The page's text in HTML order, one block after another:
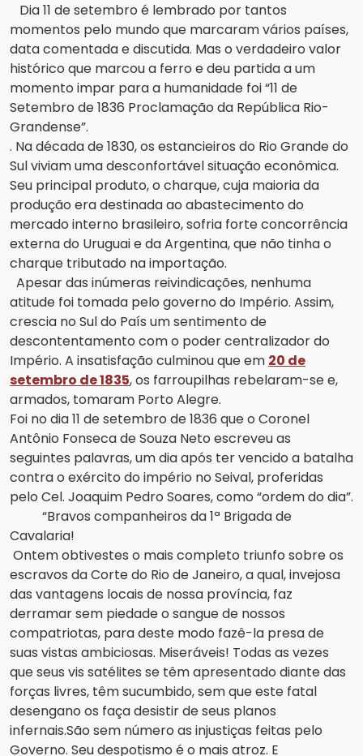
Dia 11 de setembro é lembrado por tantos
momentos pelo mundo que marcaram vários países,
data comentada e discutida. Mas o verdadeiro valor
histórico que marcou a ferro e deu partida a um
momento impar para a humanidade foi “11 de
Setembro de 1836 Proclamação da República Rio-
Grandense”.
. Na década de 1830, os estancieiros do Rio Grande do
Sul viviam uma desconfortável situação econômica.
Seu principal produto, o charque, cuja maioria da
produção era destinada ao abastecimento do
mercado interno brasileiro, sofria forte concorrência
externa do Uruguai e da Argentina, que não tinha o
charque tributado na importação.
Apesar das inúmeras reivindicações, nenhuma
atitude foi tomada pelo governo do Império. Assim,
crescia no Sul do País um sentimento de
descontentamento com o poder centralizador do
Império. A insatisfação culminou que em 20 de
setembro de 1835, os farroupilhas rebelaram-se e,
armados, tomaram Porto Alegre.
Foi no dia 11 de setembro de 1836 que o Coronel
Antônio Fonseca de Souza Neto escreveu as
seguintes palavras, um dia após ter vencido a batalha
contra o exército do império no Seival, proferidas
pelo Cel. Joaquim Pedro Soares, como “ordem do dia”.
“Bravos companheiros da 1ª Brigada de
Cavalaria!
Ontem obtivestes o mais completo triunfo sobre os
escravos da Corte do Rio de Janeiro, a qual, invejosa
das vantagens locais de nossa província, faz
derramar sem piedade o sangue de nossos
compatriotas, para deste modo fazê-la presa de
suas vistas ambiciosas. Miseráveis! Todas as vezes
que seus vis satélites se têm apresentado diante das
forças livres, têm sucumbido, sem que este fatal
desengano os faça desistir de seus planos
infernais.São sem número as injustiças feitas pelo
Governo. Seu despotismo é o mais atroz. E